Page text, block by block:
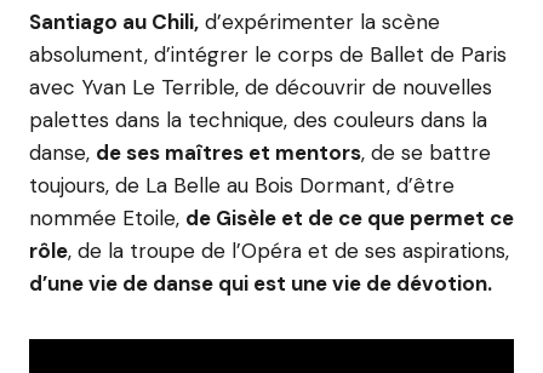
Santiago au Chili, d’expérimenter la scène
absolument, d’intégrer le corps de Ballet de Paris
avec Yvan Le Terrible, de découvrir de nouvelles
palettes dans la technique, des couleurs dans la
danse, de ses maîtres et mentors, de se battre
toujours, de La Belle au Bois Dormant, d’être
nommée Etoile, de Gisèle et de ce que permet ce
rôle, de la troupe de l’Opéra et de ses aspirations,
d’une vie de danse qui est une vie de dévotion.